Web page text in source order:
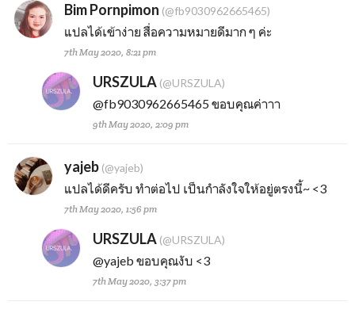
Bim Pornpimon (@fb9030962665465)
แปลได้เข้าง่าย สื่อความหมายดีมาก ๆ ค่ะ
7th May 2020, 8:21 pm
URSZULA(@URSZULA)
@fb9030962665465ขอบคุณค่าาา
9th May 2020, 2:09 pm
yajeb (@yajeb)
แปลได้ดีครับ ทำต่อไป เป็นกำลังใจให้อยู่ตรงนี้~ <3
7th May 2020, 1:56 pm
URSZULA(@URSZULA)
@yajeb ขอบคุณงับ <3
7th May 2020, 3:37 pm